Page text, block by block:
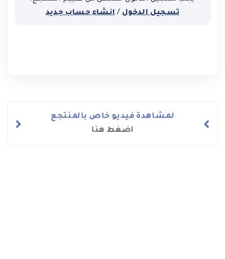
تسجيل الدخول/انشاء حساب جديد
لمشاهدة فيديو خاص بالمنتجع
اضغط هنا